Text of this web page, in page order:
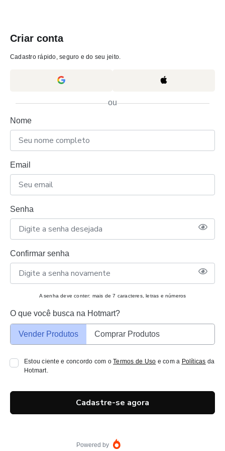
Criar conta
Cadastro rápido, seguro e do seu jeito.
ou
Nome
Email
Senha
Confirmar senha
A senha deve conter: mais de 7 caracteres, letras e números
O que você busca na Hotmart?
Vender Produtos Comprar Produtos
Estou ciente e concordo com oTermos de Uso e com a Políticas da
Hotmart.
Cadastre-se agora
Powered by